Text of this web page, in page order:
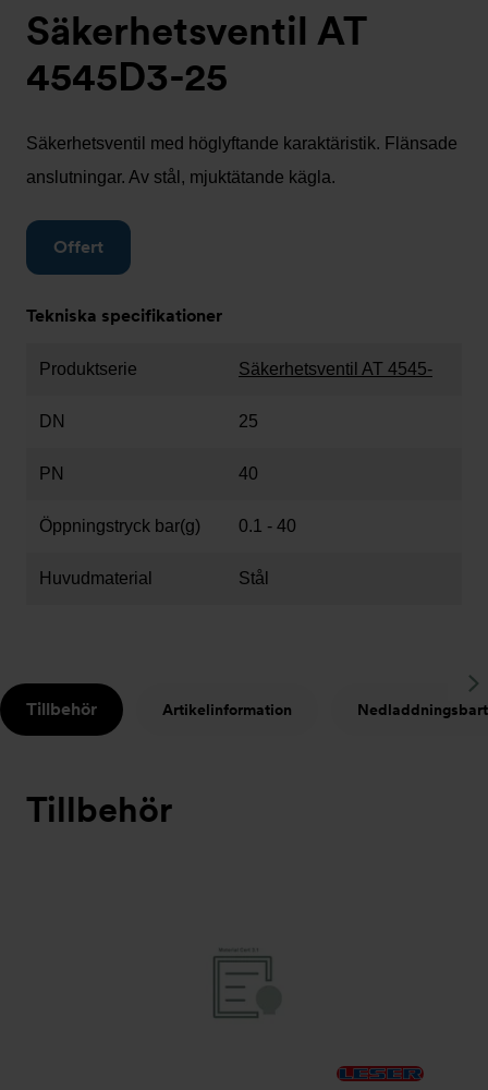
Säkerhetsventil AT
4545D3-25
Säkerhetsventil med höglyftande karaktäristik. Flänsade
anslutningar. Av stål, mjuktätande kägla.
Offert
Tekniska specifikationer
Produktserie Säkerhetsventil AT 4545-
DN 25
PN 40
Öppningstryck bar(g) 0.1 - 40
Huvudmaterial Stål
Tillbehör Artikelinformation Nedladdningsbart
Tillbehör